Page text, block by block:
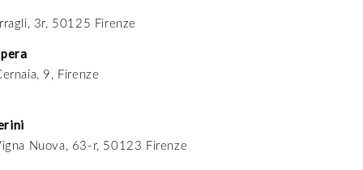
3r, 50125 Firenze
9, Firenze
Nuova, 63-r, 50123 Firenze